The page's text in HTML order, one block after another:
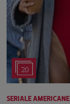
20
SERIALE AMERICANE